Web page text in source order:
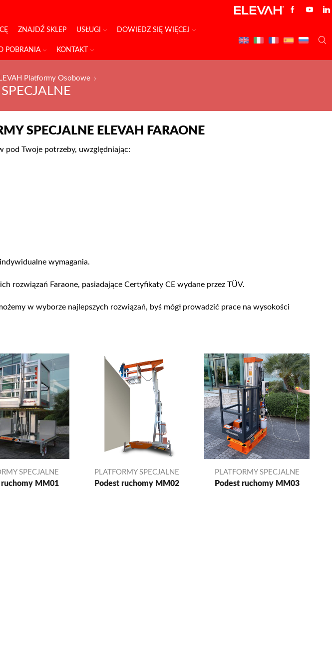
ZNAJDŹ SKLEP USŁUGI DOWIEDZ SIĘ WIĘCEJ
POBRANIA KONTAKT
Platformy Osobowe
SPECJALNE ELEVAH FARAONE
pod Twoje potrzeby, uwzględniając:
wymagania.
rozwiązań Faraone, pasiadające Certyfikaty CE wydane przez TÜV.
w wyborze najlepszych rozwiązań, byś mógł prowadzić prace na wysokości
SPECJALNE
ruchomy MM01
PLATFORMY SPECJALNE
Podest ruchomy MM02
PLATFORMY SPECJALNE
Podest ruchomy MM03